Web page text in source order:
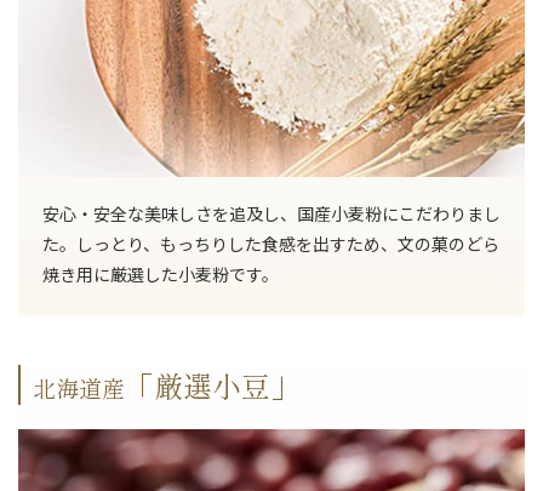
安心・安全な美味しさを追及し、国産小麦粉にこだわりまし
た。しっとり、もっちりした食感を出すため、文の菓のどら
焼き用に厳選した小麦粉です。
北海道産 「厳選小豆」